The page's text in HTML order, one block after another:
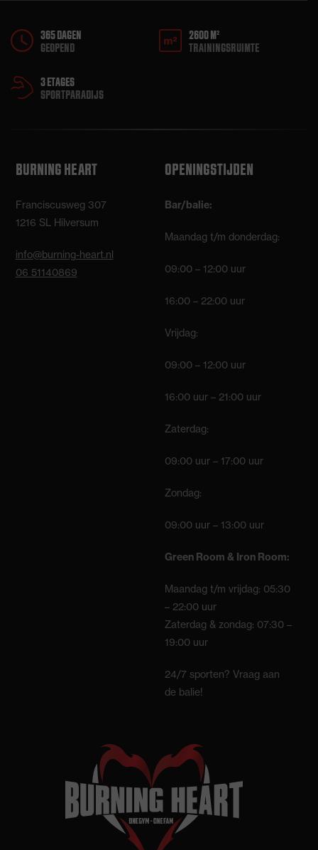
365 DAGEN
GEOPEND
2600 M²
TRAININGSRUIMTE
3 ETAGES
SPORTPARADIJS
BURNING HEART
Franciscusweg 307
1216 SL Hilversum
info@burning-heart.nl
06 51140869
OPENINGSTIJDEN
Bar/balie:
Maandag t/m donderdag:
09:00 – 12:00 uur
16:00 – 22:00 uur
Vrijdag:
09:00 – 12:00 uur
16:00 uur – 21:00 uur
Zaterdag:
09:00 uur – 17:00 uur
Zondag:
09:00 uur – 13:00 uur
Green Room & Iron Room:
Maandag t/m vrijdag: 05:30
– 22:00 uur
Zaterdag & zondag: 07:30 –
19:00 uur
24/7 sporten? Vraag aan
de balie!